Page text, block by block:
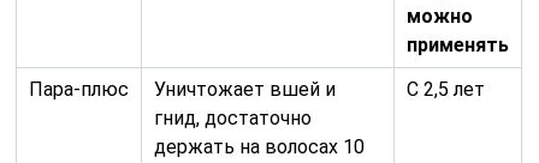
можно
применять
Пара-плюс
Уничтожает вшей и
гнид, достаточно
держать на волосах 10
С 2,5 лет